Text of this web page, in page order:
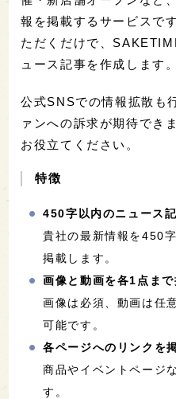
報を掲載するサービスで
ただくだけで、
ュース記事を作成します。
公式SNSでの情報拡散も
ァンへの訴求が期待でき
お役立てください。
特徴
450字以内のニュース
貴社の最新情報を450
掲載します。
画像と動画を各1点まで
画像は必須、動画は任
可能です。
各ページへのリンクを
商品やイベントページ
す。